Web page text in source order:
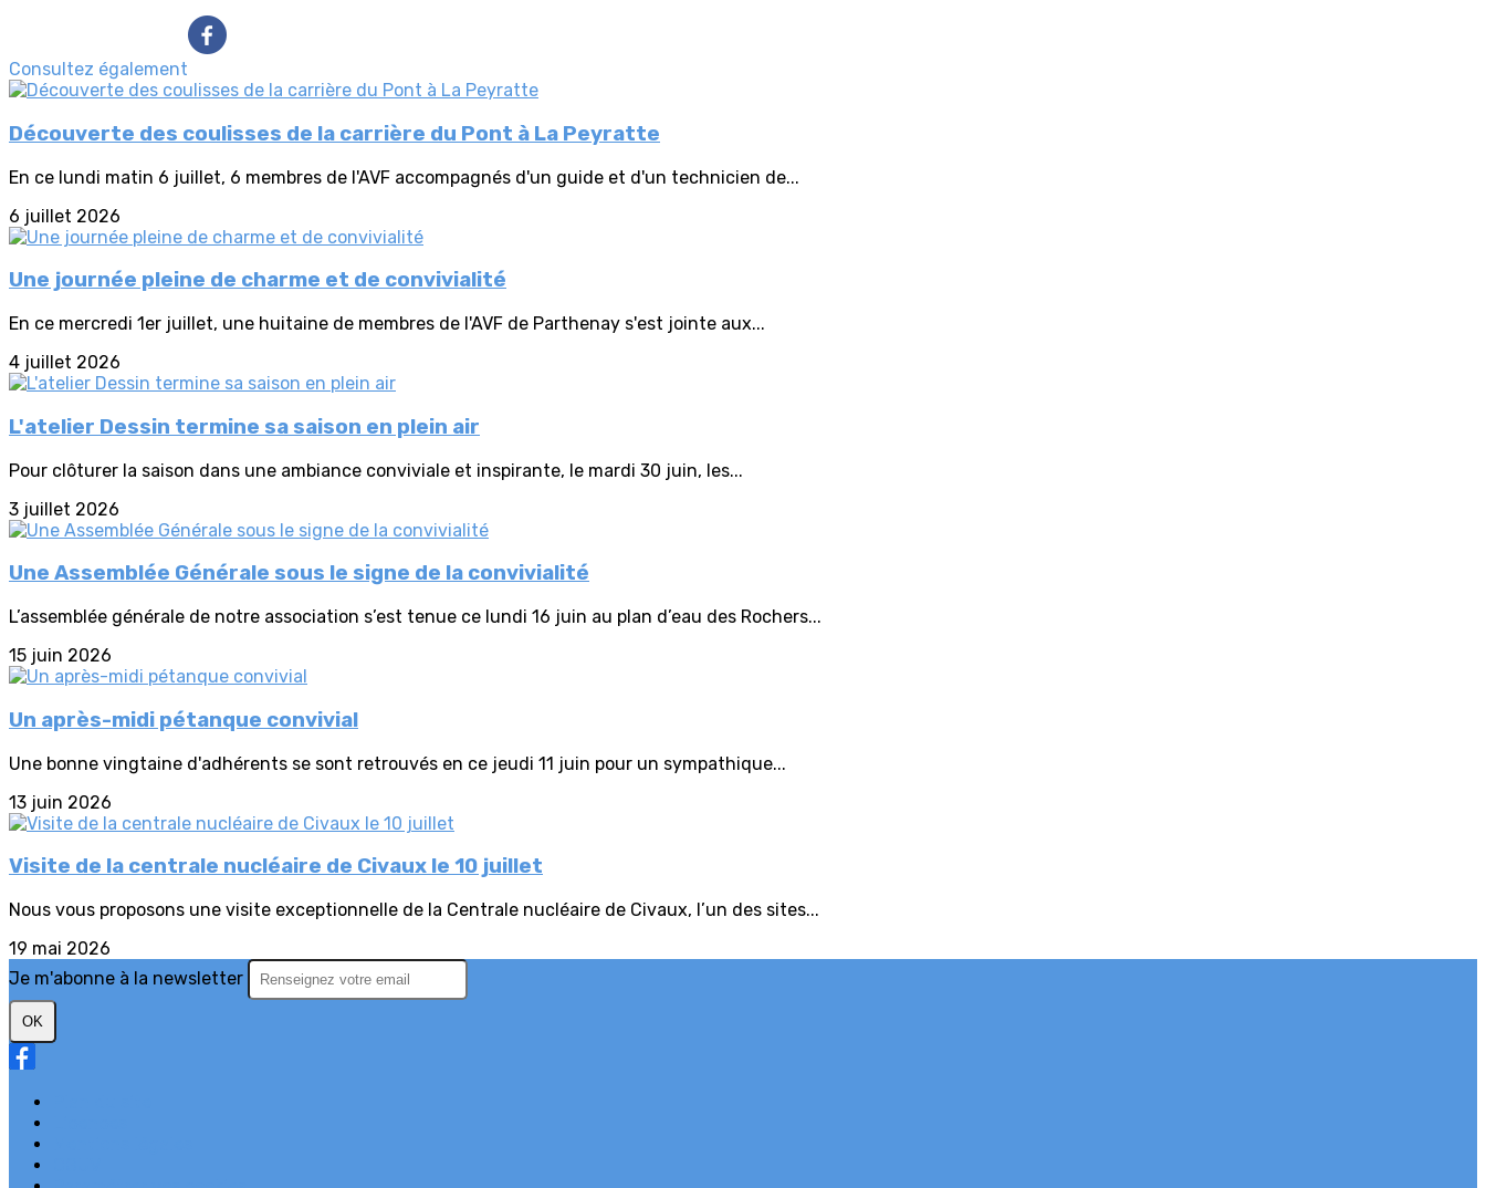
Consultez également
Découverte des coulisses de la carrière du Pont à La Peyratte
En ce lundi matin 6 juillet, 6 membres de l'AVF accompagnés d'un guide et d'un technicien de...
6 juillet 2026
Une journée pleine de charme et de convivialité
En ce mercredi 1er juillet, une huitaine de membres de l'AVF de Parthenay s'est jointe aux...
4 juillet 2026
L'atelier Dessin termine sa saison en plein air
Pour clôturer la saison dans une ambiance conviviale et inspirante, le mardi 30 juin, les...
3 juillet 2026
Une Assemblée Générale sous le signe de la convivialité
L’assemblée générale de notre association s’est tenue ce lundi 16 juin au plan d’eau des Rochers...
15 juin 2026
Un après-midi pétanque convivial
Une bonne vingtaine d'adhérents se sont retrouvés en ce jeudi 11 juin pour un sympathique...
13 juin 2026
Visite de la centrale nucléaire de Civaux le 10 juillet
Nous vous proposons une visite exceptionnelle de la Centrale nucléaire de Civaux, l’un des sites...
19 mai 2026
Je m'abonne à la newsletter
OK